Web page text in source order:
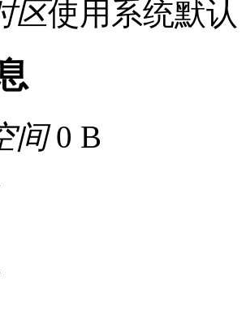
区使用系统默认
间0 B